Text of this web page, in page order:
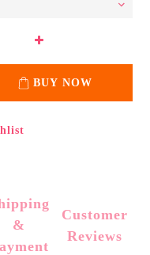
BUY NOW
&
Customer
Reviews